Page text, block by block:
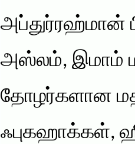
அப்துர்ரஹ்மான்
அஸ்லம், இமாம்
தோழர்களான
ஃபுகஹாக்கள்,